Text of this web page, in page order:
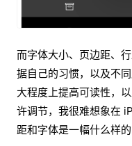
而字体大小、页边距、
据自己的习惯，以及不
大程度上提高可读性，
许调节，我很难想象在
距和字体是一幅什么样的